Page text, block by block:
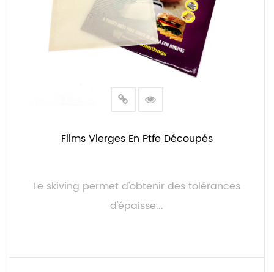
Films Vierges En Ptfe Découpés
Le skiving permet d'obtenir des tolérances
d'épaisse...